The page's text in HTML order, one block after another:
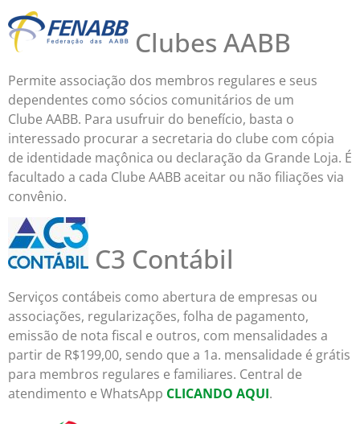
Clubes AABB
Permite associação dos membros regulares e seus
dependentes como sócios comunitários de um
Clube AABB. Para usufruir do benefício, basta o
interessado procurar a secretaria do clube com cópia
de identidade maçônica ou declaração da Grande Loja. É
facultado a cada Clube AABB aceitar ou não filiações via
convênio.
C3 Contábil
Serviços contábeis como abertura de empresas ou
associações, regularizações, folha de pagamento,
emissão de nota fiscal e outros, com mensalidades a
partir de R$199,00, sendo que a 1a. mensalidade é grátis
para membros regulares e familiares. Central de
atendimento e WhatsApp CLICANDO AQUI.